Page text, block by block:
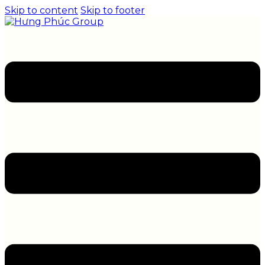
Skip to content Skip to footer